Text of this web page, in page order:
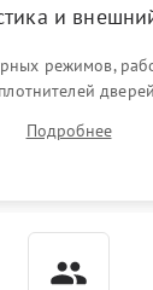
2000 ₽
1000 ₽
1800 ₽
и
режимов,
мотора,
ошибок с
Подробнее